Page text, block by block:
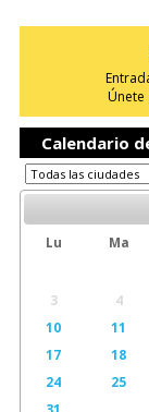
Únete
Calendario
Lu Ma
3
4
10
11
17
18
24
25